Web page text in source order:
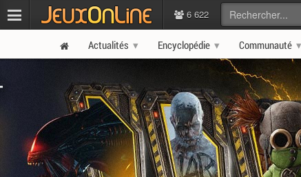
6 622
Actualités Encyclopédie Communauté